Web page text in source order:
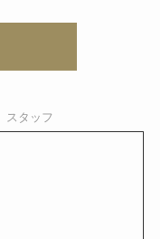
スタッフ